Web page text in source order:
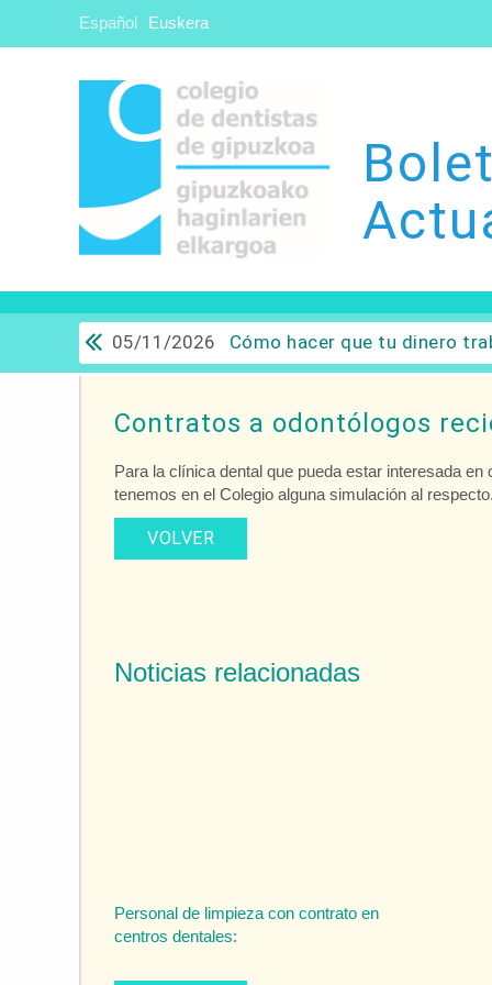
Español Euskera
05/11/2026 Cómo hacer que tu dinero trabaje para ti: Del ahorro
Contratos a odontólogos
Para la clínica dental que pueda estar interesada
tenemos en el Colegio alguna simulación al
VOLVER
Noticias relacionadas
Personal de limpieza con contrato en
centros dentales: